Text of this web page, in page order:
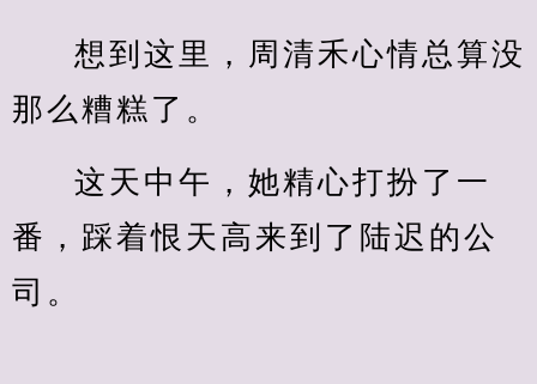
想到这里，周清禾心情总算没
那么糟糕了。
这天中午，她精心打扮了一
番，踩着恨天高来到了陆迟的公
司。